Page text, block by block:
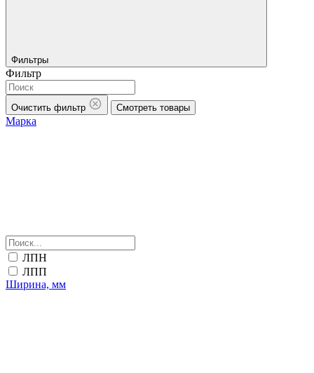
Фильтры
Фильтр
Очистить фильтр Смотреть товары
Марка
ЛПН
ЛПП
Ширина, мм